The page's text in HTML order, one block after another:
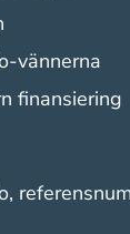
vännerna
finansiering